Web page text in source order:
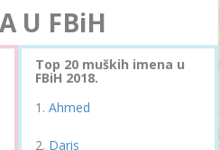
U FBiH
Top 20 muških imena u
FBiH 2018.
Ahmed
Daris